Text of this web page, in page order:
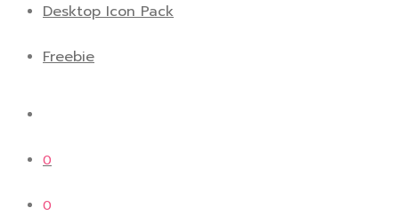
Desktop Icon Pack
Freebie
0
0